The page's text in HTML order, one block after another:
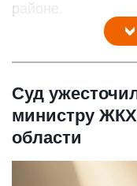
районе.
Суд
министру
области